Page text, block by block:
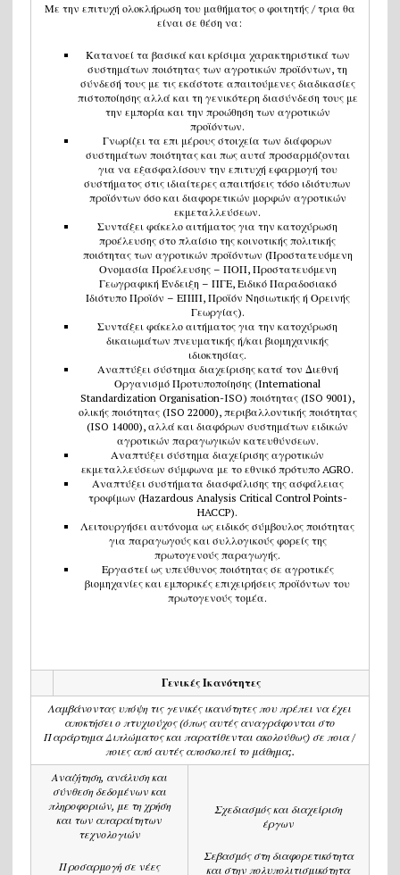
Με την επιτυχή ολοκλήρωση του μαθήματος ο φοιτητής / τρια θα
είναι σε θέση να:
Κατανοεί τα βασικά και κρίσιμα χαρακτηριστικά των
συστημάτων ποιότητας των αγροτικών προϊόντων, τη
σύνδεσή τους με τις εκάστοτε απαιτούμενες διαδικασίες
πιστοποίησης αλλά και τη γενικότερη διασύνδεση τους με
την εμπορία και την προώθηση των αγροτικών
προϊόντων.
Γνωρίζει τα επι μέρους στοιχεία των διάφορων
συστημάτων ποιότητας και πως αυτά προσαρμόζονται
για να εξασφαλίσουν την επιτυχή εφαρμογή του
συστήματος στις ιδιαίτερες απαιτήσεις τόσο ιδιότυπων
προϊόντων όσο και διαφορετικών μορφών αγροτικών
εκμεταλλεύσεων.
Συντάξει φάκελο αιτήματος για την κατοχύρωση
προέλευσης στο πλαίσιο της κοινοτικής πολιτικής
ποιότητας των αγροτικών προϊόντων (Προστατευόμενη
Ονομασία Προέλευσης – ΠΟΠ, Προστατευόμενη
Γεωγραφική Ένδειξη – ΠΓΕ, Ειδικό Παραδοσιακό
Ιδιότυπο Προϊόν – ΕΠΙΠ, Προϊόν Νησιωτικής ή Ορεινής
Γεωργίας).
Συντάξει φάκελο αιτήματος για την κατοχύρωση
δικαιωμάτων πνευματικής ή/και βιομηχανικής
ιδιοκτησίας.
Αναπτύξει σύστημα διαχείρισης κατά τον Διεθνή
Οργανισμό Προτυποποίησης (International
Standardization Organisation-ISO) ποιότητας (ISO 9001),
ολικής ποιότητας (ISO 22000), περιβαλλοντικής ποιότητας
(ISO 14000), αλλά και διαφόρων συστημάτων ειδικών
αγροτικών παραγωγικών κατευθύνσεων.
Αναπτύξει σύστημα διαχείρισης αγροτικών
εκμεταλλεύσεων σύμφωνα με το εθνικό πρότυπο AGRO.
Αναπτύξει συστήματα διασφάλισης της ασφάλειας
τροφίμων (Hazardous Analysis Critical Control Points-
HACCP).
Λειτουργήσει αυτόνομα ως ειδικός σύμβουλος ποιότητας
για παραγωγούς και συλλογικούς φορείς της
πρωτογενούς παραγωγής.
Εργαστεί ως υπεύθυνος ποιότητας σε αγροτικές
βιομηχανίες και εμπορικές επιχειρήσεις προϊόντων του
πρωτογενούς τομέα.
Γενικές Ικανότητες
Λαμβάνοντας υπόψη τις γενικές ικανότητες που πρέπει να έχει
αποκτήσει ο πτυχιούχος (όπως αυτές αναγράφονται στο
Παράρτημα Διπλώματος και παρατίθενται ακολούθως) σε ποια /
ποιες από αυτές αποσκοπεί το μάθημα;.
Αναζήτηση, ανάλυση και
σύνθεση δεδομένων και
πληροφοριών, με τη χρήση
και των απαραίτητων
τεχνολογιών
Προσαρμογή σε νέες
Σχεδιασμός και διαχείριση
έργων
Σεβασμός στη διαφορετικότητα
και στην πολυπολιτισμικότητα